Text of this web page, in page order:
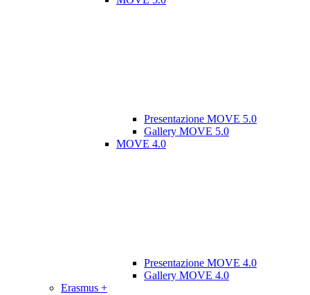
Presentazione MOVE 5.0
Gallery MOVE 5.0
MOVE 4.0
Presentazione MOVE 4.0
Gallery MOVE 4.0
Erasmus +